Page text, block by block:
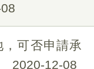
可否申請承
2020-12-08